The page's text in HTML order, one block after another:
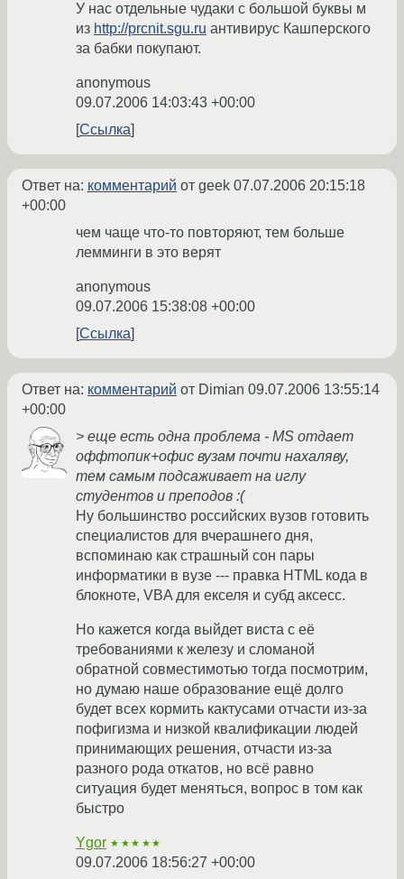
У нас отдельные чудаки с большой буквы м
из http://prcnit.sgu.ru антивирус Кашперского
за бабки покупают.
anonymous
09.07.2006 14:03:43 +00:00
Ссылка
Ответ на: комментарий от geek 07.07.2006 20:15:18
+00:00
чем чаще что-то повторяют, тем больше
лемминги в это верят
anonymous
09.07.2006 15:38:08 +00:00
Ссылка
Ответ на: комментарий от Dimian 09.07.2006 13:55:14
+00:00
> еще есть одна проблема - MS отдает
оффтопик+офис вузам почти нахаляву,
тем самым подсаживает на иглу
студентов и преподов :(
Ну большинство российских вузов готовить
специалистов для вчерашнего дня,
вспоминаю как страшный сон пары
информатики в вузе --- правка HTML кода в
блокноте, VBA для екселя и субд аксесс.
Но кажется когда выйдет виста с её
требованиями к железу и сломаной
обратной совместимотью тогда посмотрим,
но думаю наше образование ещё долго
будет всех кормить кактусами отчасти из-за
пофигизма и низкой квалификации людей
принимающих решения, отчасти из-за
разного рода откатов, но всё равно
ситуация будет меняться, вопрос в том как
быстро
Ygor ★★★★★
09.07.2006 18:56:27 +00:00